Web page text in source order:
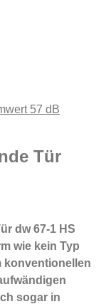
57 dB
Tür
dw 67-1 HS
wie kein Typ
konventionellen
sogar in